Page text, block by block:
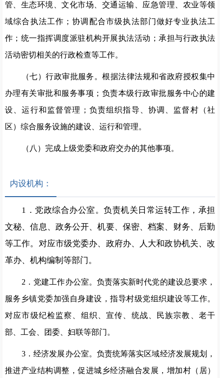
管、生态环境、文化市场、交通运输、应急管理、农业等领
域综合执法工作；协调配合市级执法部门做好专业执法工
作；统一指挥调度派驻机构开展执法活动；承担与行政执法
活动密切相关的行政检查等工作。
（七）行政审批服务。根据法律法规和省政府授权集中
办理有关审批和服务事项；负责本级行政审批服务中心的建
设、运行和监督管理；负责组织指导、协调、监督村（社
区）综合服务设施的建设、运行和管理。
（八）完成上级党委和政府交办的其他事项。
内设机构：
1 ．党政综合办公室。负责机关日常运转工作，承担
文秘、信息、政务公开、机要、保密、档案、财务、后勤
等工作。对应市级党委办、政府办、人大和政协机关、改
革办、机构编制等部门。
2 ．党建工作办公室。负责落实新时代党的建设总要求，
服务乡镇党委加强自身建设，指导村级党组织建设等工作。
对应市级纪检监察、组织、宣传、统战、民族宗教、老干
部、工会、团委、妇联等部门。
3 ．经济发展办公室。负责统筹落实区域经济发展规划，
推进产业结构调整，促进城乡经济融合发展，增加村（居）